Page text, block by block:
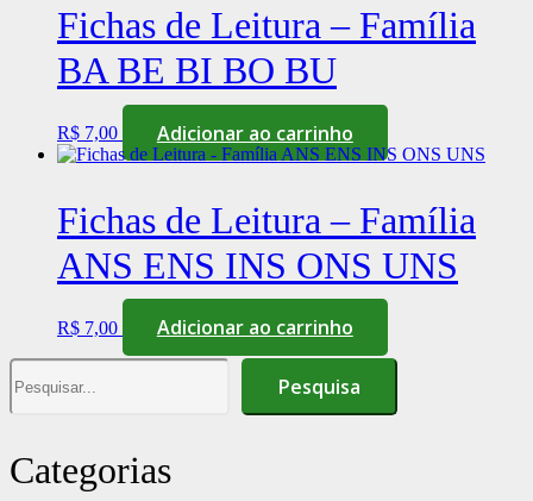
Fichas de Leitura – Família
BA BE BI BO BU
R$ 7,00 Adicionar ao carrinho
Fichas de Leitura – Família
ANS ENS INS ONS UNS
R$ 7,00 Adicionar ao carrinho
Pesquisa
Pesquisa
Categorias